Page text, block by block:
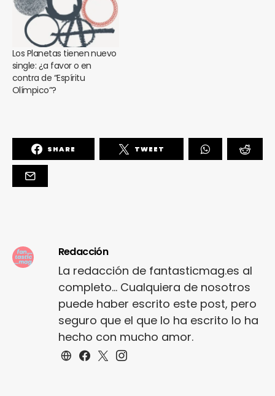
Los Planetas tienen nuevo
single: ¿a favor o en
contra de “Espíritu
Olímpico”?
SHARE TWEET
Redacción
La redacción de fantasticmag.es al
completo... Cualquiera de nosotros
puede haber escrito este post, pero
seguro que el que lo ha escrito lo ha
hecho con mucho amor.